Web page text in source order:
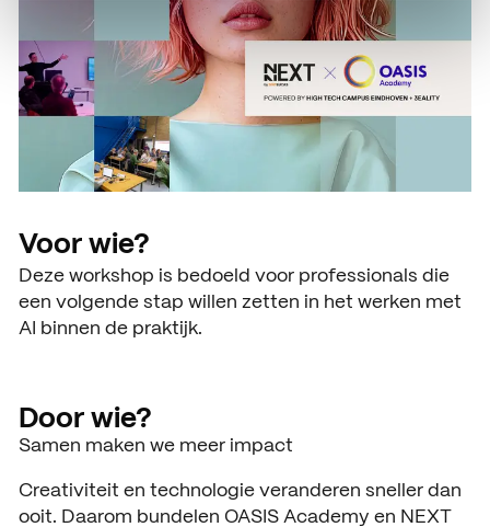
Voor wie?
Deze workshop is bedoeld voor professionals die
een volgende stap willen zetten in het werken met
AI binnen de praktijk.
Door wie?
Samen maken we meer impact
Creativiteit en technologie veranderen sneller dan
ooit. Daarom bundelen OASIS Academy en NEXT